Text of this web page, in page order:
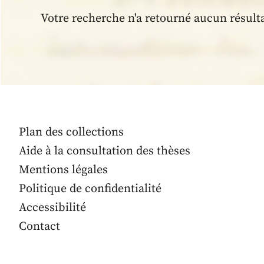
Votre recherche n'a retourné aucun
Plan des collections
Aide à la consultation des thèses
Mentions légales
Politique de confidentialité
Accessibilité
Contact